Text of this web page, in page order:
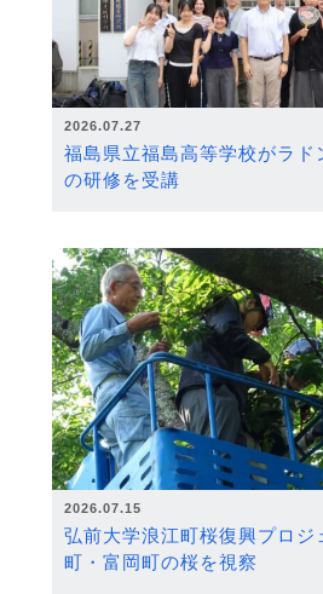
2026.07.27
福島県立福島高等学校がラド
の研修を受講
2026.07.15
弘前大学浪江町桜復興プロ
町・富岡町の桜を視察